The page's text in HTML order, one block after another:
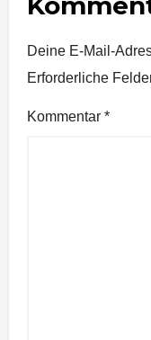
Deine E-Mail-
Erforderliche
Kommentar *